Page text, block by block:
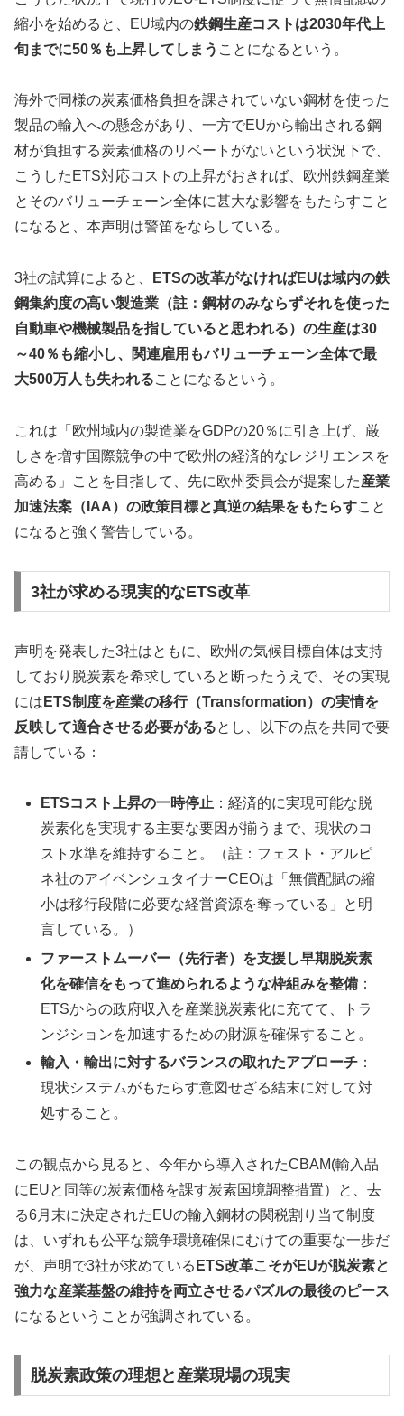
縮小を始めると、EU域内の鉄鋼生産コストは2030年代上
旬までに50％も上昇してしまう ことになるという。
海外で同様の炭素価格負担を課されていない鋼材を使った
製品の輸入への懸念があり、一方でEUから輸出される鋼
材が負担する炭素価格のリベートがないという状況下で、
こうしたETS対応コストの上昇がおきれば、欧州鉄鋼産業
とそのバリューチェーン全体に甚大な影響をもたらすこと
になると、本声明は警笛をならしている。
3社の試算によると、
ETSの改革がなければEUは域内の鉄
鋼集約度の高い製造業（註：鋼材のみならずそれを使った
自動車や機械製品を指していると思われる）の生産は30
～40％も縮小し、関連雇用もバリューチェーン全体で最
大500万人も失われることになるという。
これは「欧州域内の製造業をGDPの20％に引き上げ、厳
しさを増す国際競争の中で欧州の経済的なレジリエンスを
高める」ことを目指して、先に欧州委員会が提案した産業
加速法案（IAA）の政策目標と真逆の結果をもたらすこと
になると強く警告している。
3社が求める現実的なETS改革
声明を発表した3社はともに、欧州の気候目標自体は支持
しており脱炭素を希求していると断ったうえで、その実現
には ETS制度を産業の移行（Transformation）の実情を
反映して適合させる必要があるとし、以下の点を共同で要
請している：
ETSコスト上昇の一時停止 ：経済的に実現可能な脱
炭素化を実現する主要な要因が揃うまで、現状のコ
スト水準を維持すること。（註：フェスト・アルピ
ネ社のアイベンシュタイナーCEOは「無償配賦の縮
小は移行段階に必要な経営資源を奪っている」と明
言している。）
ファーストムーバー（先行者）を支援し早期脱炭素
化を確信をもって進められるような枠組みを整備 ：
ETSからの政府収入を産業脱炭素化に充てて、トラ
ンジションを加速するための財源を確保すること。
輸入・輸出に対するバランスの取れたアプローチ ：
現状システムがもたらす意図せざる結末に対して対
処すること。
この観点から見ると、今年から導入されたCBAM(輸入品
にEUと同等の炭素価格を課す炭素国境調整措置）と、去
る6月末に決定されたEUの輸入鋼材の関税割り当て制度
は、いずれも公平な競争環境確保にむけての重要な一歩だ
が、声明で3社が求めている ETS改革こそがEUが脱炭素と
強力な産業基盤の維持を両立させるパズルの最後のピース
になるということが強調されている。
脱炭素政策の理想と産業現場の現実